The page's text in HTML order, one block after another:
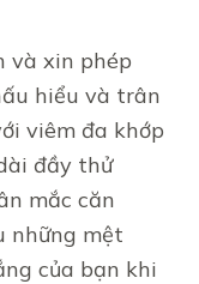
và xin phép
hiểu và trân
viêm đa khớp
đầy thử
mắc căn
những mệt
của bạn khi